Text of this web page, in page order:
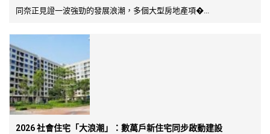
同奈正見證一波強勁的發展浪潮，多個大型房地產項�...
2026 社會住宅「大浪潮」：數萬戶新住宅同步啟動建設